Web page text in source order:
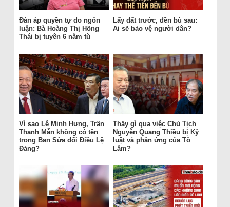
Đàn áp quyền tự do ngôn
luận: Bà Hoàng Thị Hồng
Thái bị tuyên 6 năm tù
Lấy đất trước, đền bù sau:
Ai sẽ bảo vệ người dân?
Vì sao Lê Minh Hưng, Trần
Thanh Mẫn không có tên
trong Ban Sửa đổi Điều Lệ
Đảng?
Thấy gì qua việc Chủ Tịch
Nguyễn Quang Thiều bị Kỷ
luật và phản ứng của Tô
Lâm?